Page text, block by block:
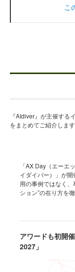
こ
『AIdiver』が主催する
をまとめてご紹介します
「AX Day（エーエ
イダイバー）」が
用の事例ではなく
ション”の在り方を
アワードも初開
2027」